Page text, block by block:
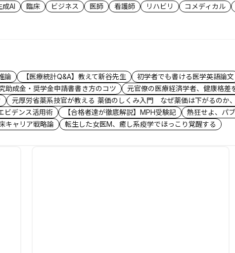
成AI 臨床 ビジネス 医師 看護師 リハビリ コメディカル
論 【医療統計Q&A】教えて新谷先生 初学者でも書ける医学英語論文
助成金・奨学金申請書書き方のコツ 元官僚の医療経済学者、健康格差
元厚労省薬系技官が教える 薬価のしくみ入門 なぜ薬価は下がるのか
ビデンス活用術 【合格者達が徹底解説】MPH受験記 熱狂せよ、パ
キャリア戦略論 転生した女医M、癒し系疫学でほっこり覚醒する